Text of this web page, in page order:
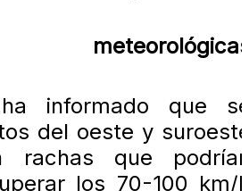
informado que
del oeste y
rachas que
los 70-100 km/